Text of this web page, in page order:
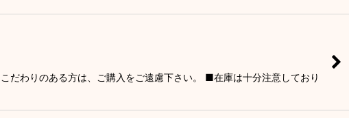
だわりのある方は、ご購入をご遠慮下さい。 ■在庫は十分注意しており